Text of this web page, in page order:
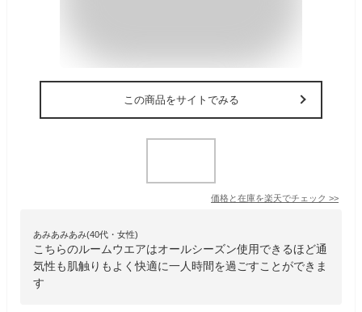
この商品をサイトでみる
価格と在庫を楽天でチェック >>
あみあみあみ(40代・女性)
こちらのルームウエアはオールシーズン使用できるほど通
気性も肌触りもよく快適に一人時間を過ごすことができま
す